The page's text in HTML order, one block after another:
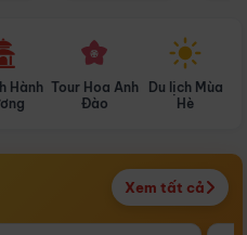
Hành Tour Hoa Anh
Đào
Du lịch Mùa
Hè
Xem tất cả
Điểm nổi bật